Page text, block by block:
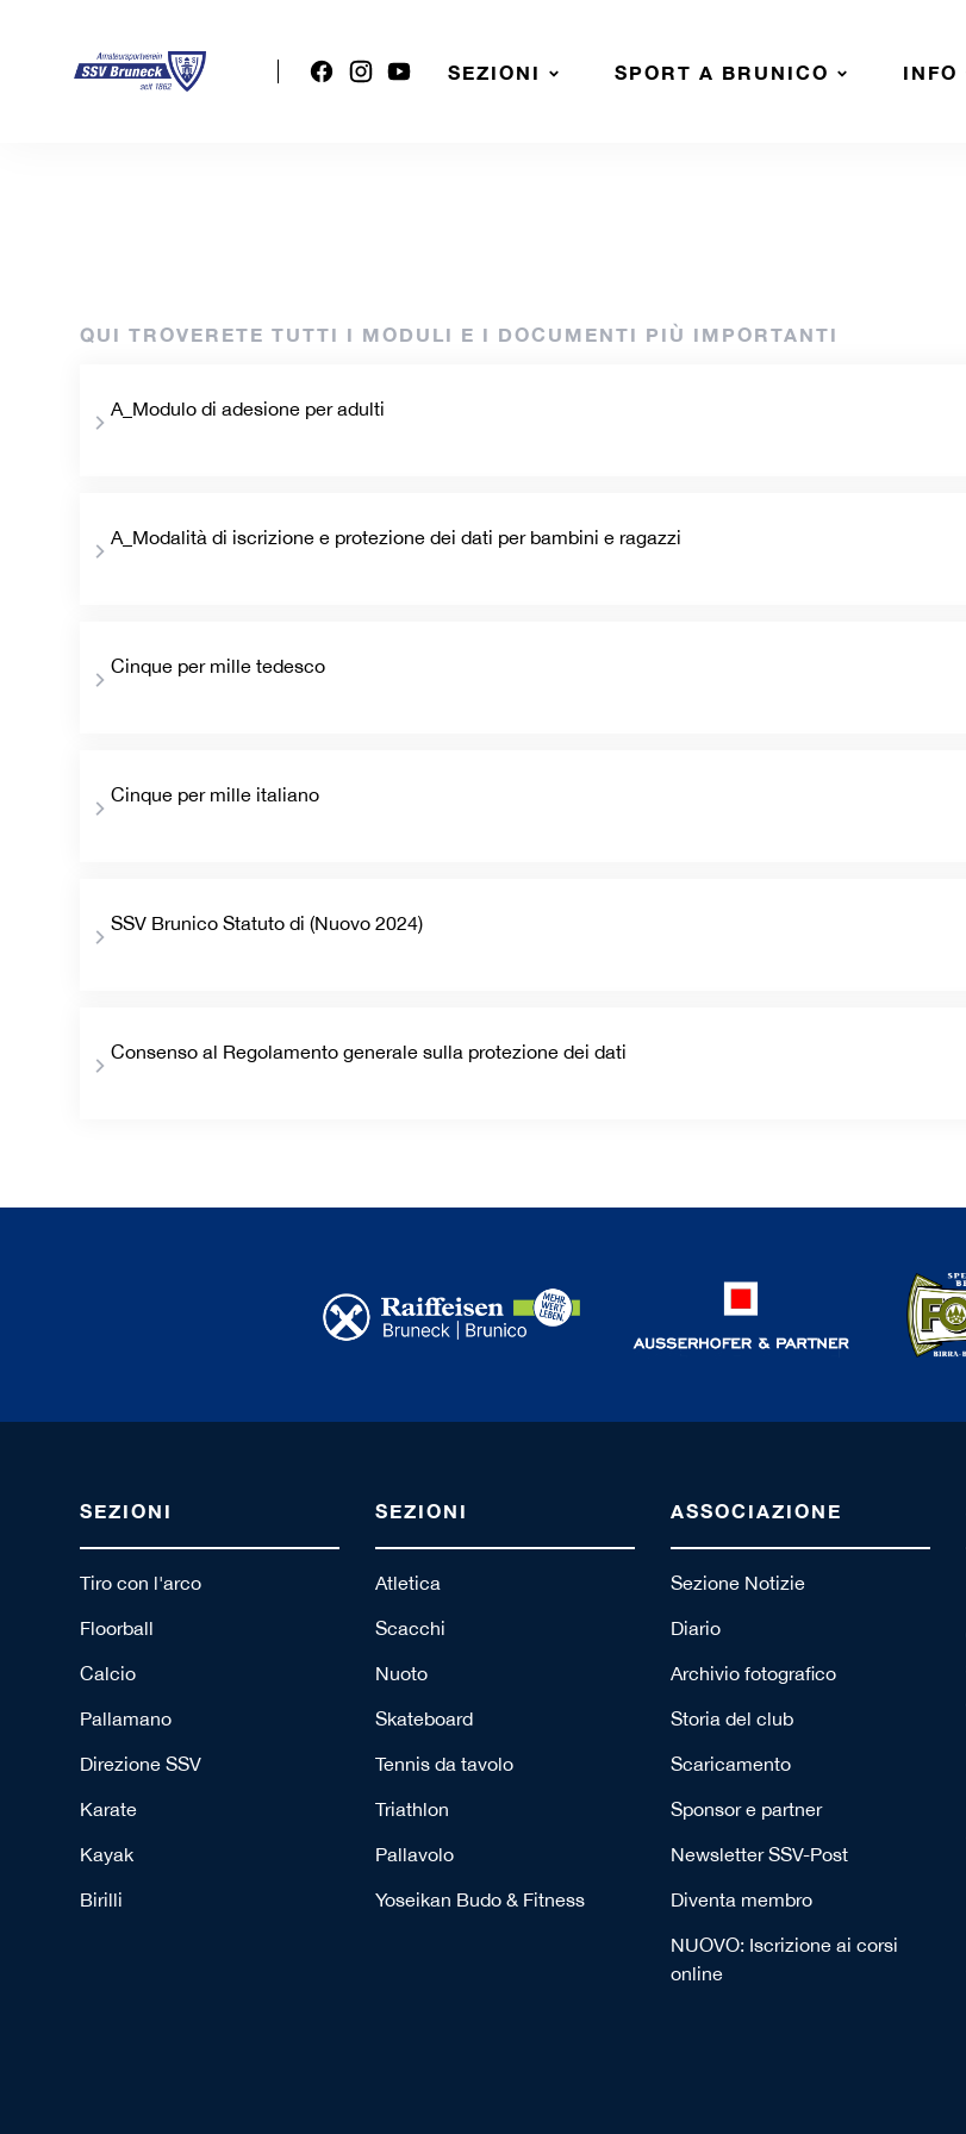
SEZIONI SPORT A BRUNICO INFO
SCARICAMENTO KIT DI
QUI TROVERETE TUTTI I MODULI E I DOCUMENTI PIÙ IMPORTANTI
A_Modulo di adesione per adulti
A_Modalità di iscrizione e protezione dei dati per bambini e ragazzi
Cinque per mille tedesco
Cinque per mille italiano
SSV Brunico Statuto di (Nuovo 2024)
Consenso al Regolamento generale sulla protezione dei dati
SEZIONI
Tiro con l'arco
Floorball
Calcio
Pallamano
Direzione SSV
Karate
Kayak
Birilli
SEZIONI
Atletica
Scacchi
Nuoto
Skateboard
Tennis da tavolo
Triathlon
Pallavolo
Yoseikan Budo & Fitness
ASSOCIAZIONE
Sezione Notizie
Diario
Archivio fotografico
Storia del club
Scaricamento
Sponsor e partner
Newsletter SSV-Post
Diventa membro
NUOVO: Iscrizione ai corsi
online